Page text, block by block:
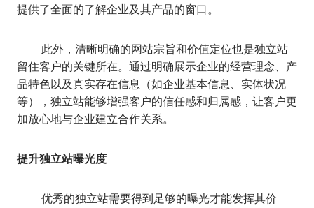
提供了全面的了解企业及其产品的窗口。
此外，清晰明确的网站宗旨和价值定位也是独立站
留住客户的关键所在。通过明确展示企业的经营理念、产
品特色以及真实存在信息（如企业基本信息、实体状况
等），独立站能够增强客户的信任感和归属感，让客户更
加放心地与企业建立合作关系。
提升独立站曝光度
优秀的独立站需要得到足够的曝光才能发挥其价